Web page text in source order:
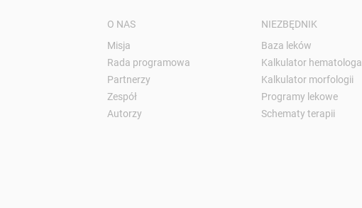
O NAS
Misja
Rada programowa
Partnerzy
Zespół
Autorzy
NIEZBĘDNIK
Baza leków
Kalkulator hematologa
Kalkulator morfologii
Programy lekowe
Schematy terapii